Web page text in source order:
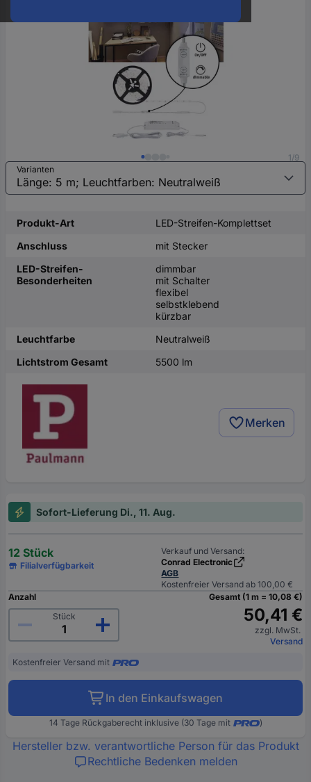
1/9
Varianten
Produkt-Art
LED-Streifen-Komplettset
Anschluss
mit Stecker
LED-Streifen-
Besonderheiten
dimmbar
mit Schalter
flexibel
selbstklebend
kürzbar
Leuchtfarbe
Neutralweiß
Lichtstrom Gesamt
5500 lm
Merken
Sofort-Lieferung Di., 11. Aug.
12 Stück
Filialverfügbarkeit
Verkauf und Versand:
Conrad Electronic
AGB
Kostenfreier Versand ab 100,00 €
Anzahl
Stück
Gesamt (1 m = 10,08 €)
50,41 €
zzgl. MwSt.
Versand
Kostenfreier Versand mit
In den Einkaufswagen
14 Tage Rückgaberecht inklusive (30 Tage mit )
Hersteller bzw. verantwortliche Person für das Produkt
Rechtliche Bedenken melden